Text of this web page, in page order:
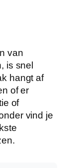
van
is snel
hangt af
of er
of
vind je